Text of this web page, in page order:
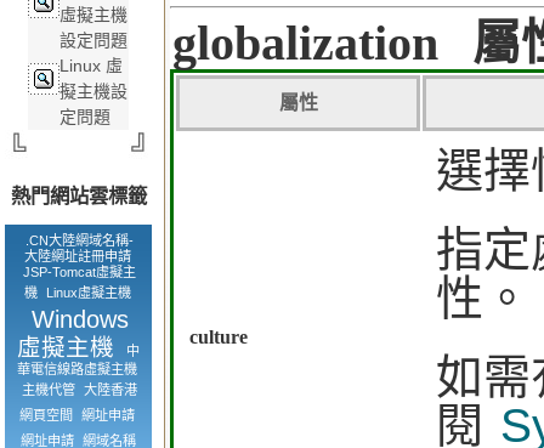
虛擬主機
設定問題
Linux 虛
擬主機設
定問題
熱門網站雲標籤
.CN大陸網域名稱-
大陸網址註冊申請
JSP-Tomcat虛擬主
機
Linux虛擬主機
Windows
虛擬主機
中
華電信線路虛擬主機
主機代管 大陸香港
網頁空間
網址申請
網址申請 網域名稱
globalization 屬
屬性
culture
選擇
指定
性。
如需
閱